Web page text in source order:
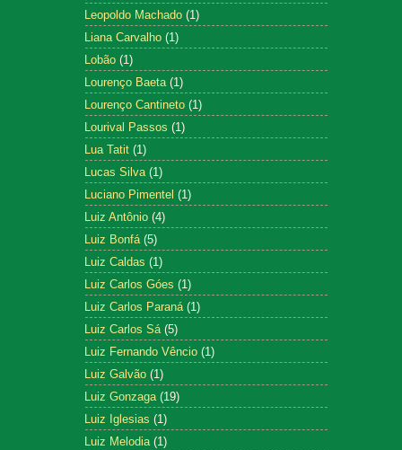
Leopoldo Machado (1)
Liana Carvalho (1)
Lobão (1)
Lourenço Baeta (1)
Lourenço Cantineto (1)
Lourival Passos (1)
Lua Tatit (1)
Lucas Silva (1)
Luciano Pimentel (1)
Luiz Antônio (4)
Luiz Bonfá (5)
Luiz Caldas (1)
Luiz Carlos Góes (1)
Luiz Carlos Paraná (1)
Luiz Carlos Sá (5)
Luiz Fernando Vêncio (1)
Luiz Galvão (1)
Luiz Gonzaga (19)
Luiz Iglesias (1)
Luiz Melodia (1)